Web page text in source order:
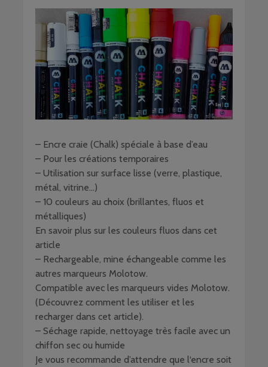
– Encre craie (Chalk) spéciale à base d’eau
– Pour les créations temporaires
– Utilisation sur surface lisse (verre, plastique,
métal, vitrine…)
– 10 couleurs au choix (brillantes, fluos et
métalliques)
En savoir plus sur les couleurs fluos dans cet
article
– Rechargeable, mine échangeable comme les
autres marqueurs Molotow.
Compatible avec les marqueurs vides Molotow.
(Découvrez comment les utiliser et les
recharger dans cet article).
– Séchage rapide, nettoyage très facile avec un
chiffon sec ou humide
Je vous recommande d’attendre que l‘encre soit